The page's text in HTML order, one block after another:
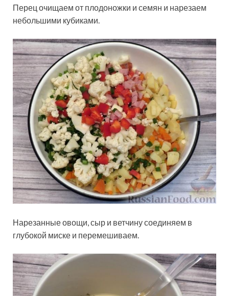
Перец очищаем от плодоножки и семян и нарезаем
небольшими кубиками.
Нарезанные овощи, сыр и ветчину соединяем в
глубокой миске и перемешиваем.